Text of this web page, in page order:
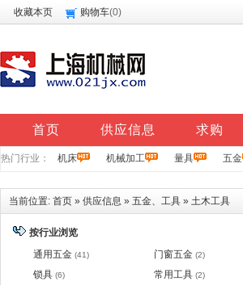
收藏本页 购物车(0)
首页 供应信息 求购
热门行业： 机床 机械加工 量具 五金
当前位置: 首页 » 供应信息 » 五金、工具 » 土木工具
按行业浏览
通用五金 (41) 门窗五金 (2)
锁具 (6) 常用工具 (2)